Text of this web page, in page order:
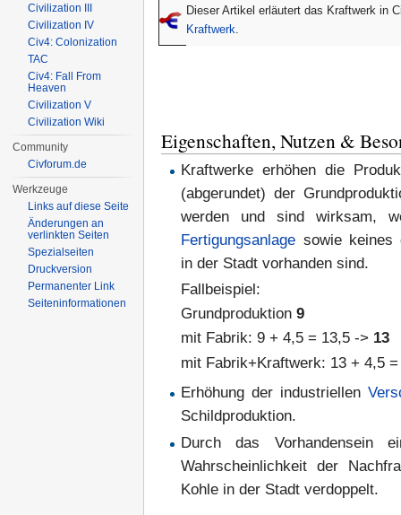
Dieser Artikel erläutert das Kraftwerk in
Kraftwerk.
Eigenschaften, Nutzen &
Kraftwerke erhöhen die
(abgerundet) der
werden und sind wirksam,
Fertigungsanlage sowie keines
in der Stadt vorhanden sind.
Fallbeispiel:
Grundproduktion9
mit Fabrik: 9 + 4,5 = 13,5 -> 13
mit Fabrik+Kraftwerk: 13 + 4,5
Erhöhung der industriellen
Schildproduktion.
Durch das Vorhandensein
Wahrscheinlichkeit der
Kohle in der Stadt verdoppelt.
Civilization III
Civilization IV
Civ4: Colonization
TAC
Civ4: Fall From
Heaven
Civilization V
Civilization Wiki
Community
Civforum.de
Werkzeuge
Links auf diese Seite
Änderungen an
verlinkten Seiten
Spezialseiten
Druckversion
Permanenter Link
Seiten­informationen